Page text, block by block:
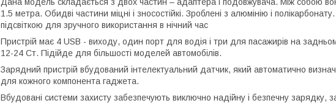
1.5 метра. Обидві частини міцні і зносостійкі. Зроблені з алюмінію і
підсвіткою для зручного використання в нічний час
Пристрій має 4 USB - виходу, один порт для водія і три для пасажирів на
12-24 Ст. Підійде для більшості моделей автомобілів.
Зарядний пристрій вбудований інтелектуальний датчик, який автоматично
для кожного компонента гаджета.
Вбудовані системи захисту забезпечують виключно надійну і безпечну зарядку,